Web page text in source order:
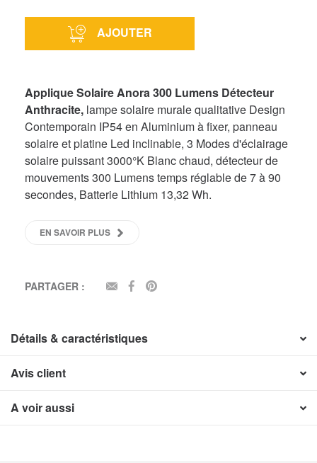
AJOUTER
Applique Solaire Anora 300 Lumens Détecteur
Anthracite, lampe solaire murale qualitative Design
Contemporain IP54 en Aluminium à fixer, panneau
solaire et platine Led inclinable, 3 Modes d'éclairage
solaire puissant 3000°K Blanc chaud, détecteur de
mouvements 300 Lumens temps réglable de 7 à 90
secondes, Batterie Lithium 13,32 Wh.
EN SAVOIR PLUS
PARTAGER : EMAILFACEBOOK
Détails & caractéristiques
Avis client
A voir aussi